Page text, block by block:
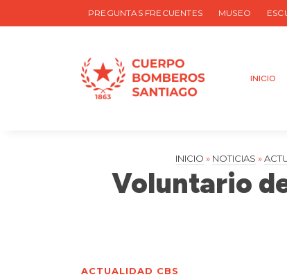
PREGUNTAS FRECUENTES MUSEO
INICIO
INICIO » NOTICIAS »
Voluntario
ACTUALIDAD CBS